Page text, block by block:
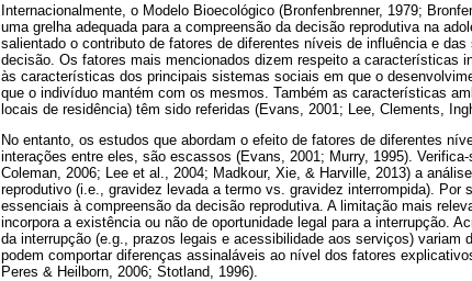
Internacionalmente, o Modelo Bioecológico (Bronfenbrenner, 1979;
uma grelha adequada para a compreensão da decisão reprodutiva na
salientado o contributo de fatores de diferentes níveis de influência e
decisão. Os fatores mais mencionados dizem respeito a características
às características dos principais sistemas sociais em que o
que o indivíduo mantém com os mesmos. Também as características
locais de residência) têm sido referidas (Evans, 2001; Lee, Clements,
No entanto, os estudos que abordam o efeito de fatores de diferentes
interações entre eles, são escassos (Evans, 2001; Murry, 1995).
Coleman, 2006; Lee et al., 2004; Madkour, Xie, & Harville, 2013) a
reprodutivo (i.e., gravidez levada a termo vs. gravidez interrompida).
essenciais à compreensão da decisão reprodutiva. A limitação mais
incorpora a existência ou não de oportunidade legal para a interrupção.
da interrupção (e.g., prazos legais e acessibilidade aos serviços)
podem comportar diferenças assinaláveis ao nível dos fatores
Peres & Heilborn, 2006; Stotland, 1996).